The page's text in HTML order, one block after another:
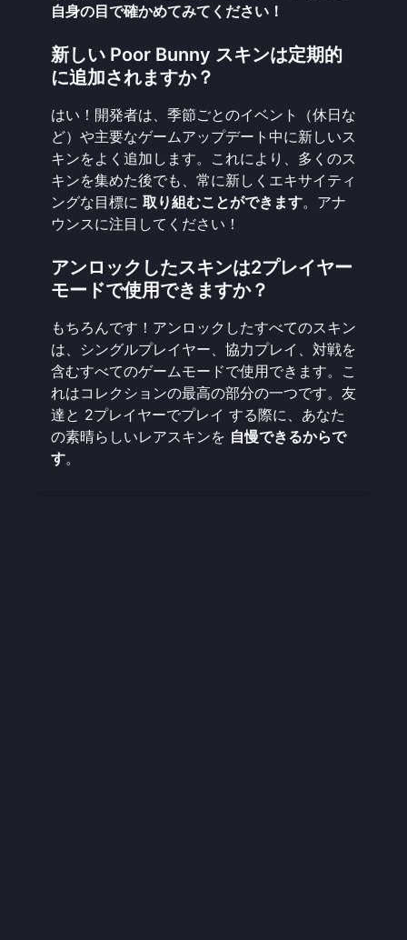
自身の目で確かめてみてください！
新しい Poor Bunny スキンは定期的
に追加されますか？
はい！開発者は、季節ごとのイベント（休日な
ど）や主要なゲームアップデート中に新しいス
キンをよく追加します。これにより、多くのス
キンを集めた後でも、常に新しくエキサイティ
ングな目標に 取り組むことができます。アナ
ウンスに注目してください！
アンロックしたスキンは2プレイヤー
モードで使用できますか？
もちろんです！アンロックしたすべてのスキン
は、シングルプレイヤー、協力プレイ、対戦を
含むすべてのゲームモードで使用できます。こ
れはコレクションの最高の部分の一つです。友
達と 2プレイヤーでプレイ する際に、あなた
の素晴らしいレアスキンを 自慢できるからで
す。